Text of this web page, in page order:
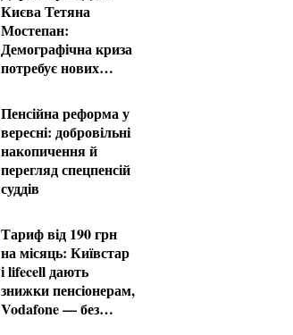
Києва Тетяна
Мостепан:
Демографічна криза
потребує нових
Пенсійна реформа у
вересні: добровільні
накопичення й
перегляд спецпенсій
суддів
Тариф від 190 грн
на місяць: Київстар
і lifecell дають
знижки пенсіонерам,
Vodafone — без